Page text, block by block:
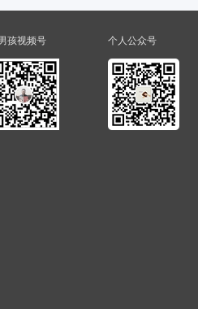
孩视频号 个人公众号